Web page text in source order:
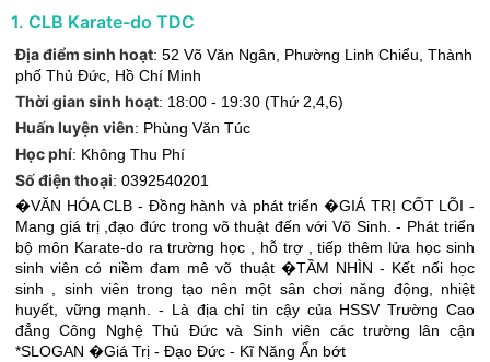
1. CLB Karate-do TDC
Địa điểm sinh hoạt: 52 Võ Văn Ngân, Phường Linh Chiểu Thành
phố Thủ Đức Hồ Chí Minh
Thời gian sinh hoạt: 18:00 - 19:30 (Thứ 2,4,6)
Huấn luyện viên: Phùng Văn Túc
Học phí: Không Thu Phí
Số điện thoại: 0392540201
�VĂN HÓA CLB - Đồng hành và phát triển �GIÁ TRỊ CỐT LÕI -
Mang giá trị ,đạo đức trong võ thuật đến với Võ Sinh. - Phát triển
bộ môn Karate-do ra trường học , hỗ trợ , tiếp thêm lửa học sinh
sinh viên có niềm đam mê võ thuật �TẦM NHÌN - Kết nối học
sinh , sinh viên trong tạo nên một sân chơi năng động, nhiệt
huyết, vững mạnh. - Là địa chỉ tin cậy của HSSV Trường Cao
đẳng Công Nghệ Thủ Đức và Sinh viên các trường lân cận
*SLOGAN �Giá Trị - Đạo Đức - Kĩ Năng Ẩn bớt